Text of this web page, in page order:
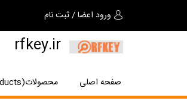
ورود اعضا/ثبت نام
rfkey.ir
صفحه اصلی محصولات(Products)